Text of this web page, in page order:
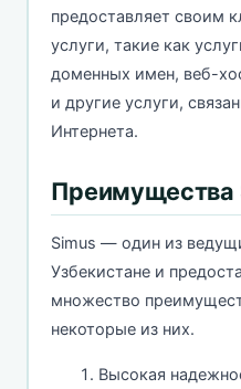
предоставляет своим
услуги, такие как
доменных имен, веб-
и другие услуги,
Интернета.
Преимущества
Simus — один из
Узбекистане и
множество
некоторые из них.
Высокая